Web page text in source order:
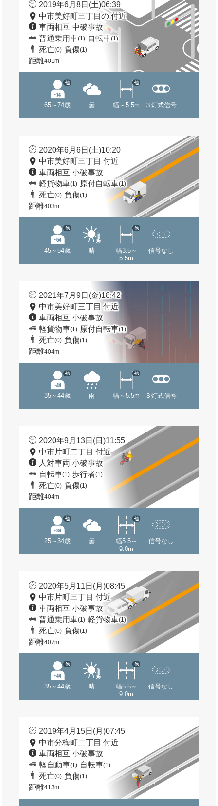
2019年6月8日(土)06:39
中市美好町三丁目の 付近
車両相互 中破事故
普通乗用車(1) 自転車(1)
死亡(0) 負傷(1)
距離401m
65～74歳
他
曇 幅～5.5m
他
３灯式信号
2020年6月6日(土)10:20
中市美好町三丁目 付近
車両相互 小破事故
軽貨物車(1) 原付自転車(1)
死亡(0) 負傷(1)
距離403m
45～54歳
他
晴
幅3.5～
5.5m
他
信号なし
2021年7月9日(金)18:42
中市美好町三丁目 付近
車両相互 小破事故
軽貨物車(1) 原付自転車(1)
死亡(0) 負傷(1)
距離404m
35～44歳
他
雨 幅～5.5m
他
３灯式信号
2020年9月13日(日)11:55
中市片町二丁目 付近
人対車両 小破事故
自転車(1) 歩行者(1)
死亡(0) 負傷(1)
距離404m
25～34歳
他
曇
幅5.5～
9.0m
他
信号なし
2020年5月11日(月)08:45
中市片町三丁目 付近
車両相互 小破事故
普通乗用車(1) 軽貨物車(1)
死亡(0) 負傷(1)
距離407m
35～44歳
他
晴
幅5.5～
9.0m
他
信号なし
2019年4月15日(月)07:45
中市分梅町二丁目 付近
車両相互 小破事故
軽自動車(1) 自転車(1)
死亡(0) 負傷(1)
距離413m